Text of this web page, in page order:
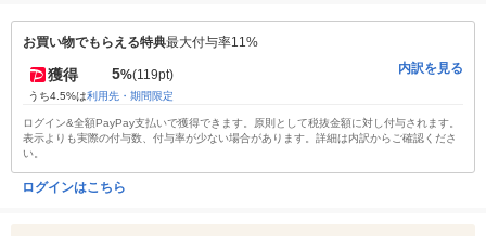
お買い物でもらえる特典最大付与率11%
獲得 5%(119pt)
うち4.5%は利用先・期間限定
内訳を見る
ログイン&全額PayPay支払いで獲得できます。原則として税抜金額に対し付与されます。
表示よりも実際の付与数、付与率が少ない場合があります。詳細は内訳からご確認くださ
い。
ログインはこちら